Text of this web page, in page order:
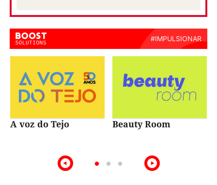
A voz do Tejo Beauty Room